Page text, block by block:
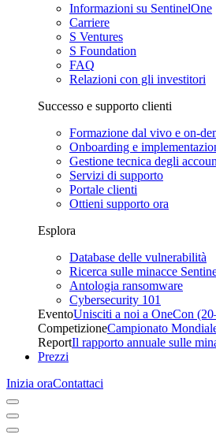
Informazioni su SentinelOne
Carriere
S Ventures
S Foundation
FAQ
Relazioni con gli investitori
Successo e supporto clienti
Formazione dal vivo e on-
Onboarding e
Gestione tecnica degli
Servizi di supporto
Portale clienti
Ottieni supporto ora
Esplora
Database delle vulnerabilità
Ricerca sulle minacce
Antologia ransomware
Cybersecurity 101
EventoUnisciti a noi a OneCon
CompetizioneCampionato
ReportIl rapporto annuale sulle
Prezzi
Inizia oraContattaci